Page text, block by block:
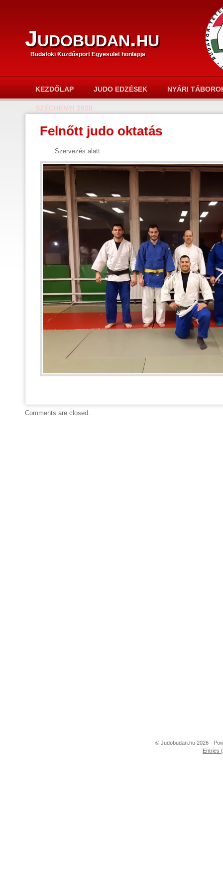
Judobudan.hu
Budafoki Küzdősport Egyesület honlapja
KEZDŐLAP JUDO EDZÉSEK NYÁRI
SZÉCHENYI 2020
Felnőtt judo oktatás
Szervezés alatt.
Comments are closed.
© Judobudan.hu 2026 -
Entries